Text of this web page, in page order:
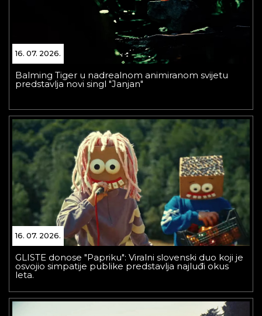
16. 07. 2026.
Balming Tiger u nadrealnom animiranom svijetu
predstavlja novi singl "Janjan"
16. 07. 2026.
GLISTE donose "Papriku": Viralni slovenski duo koji je
osvojio simpatije publike predstavlja najluđi okus
leta.